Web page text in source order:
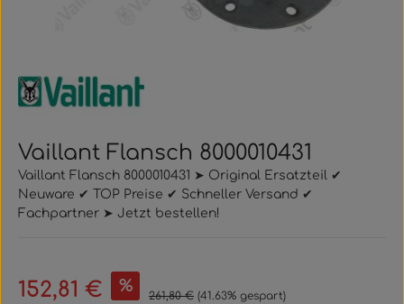
Vaillant Flansch 8000010431
Vaillant Flansch 8000010431 ➤ Original Ersatzteil ✔
Neuware ✔ TOP Preise ✔ Schneller Versand ✔
Fachpartner ➤ Jetzt bestellen!
Verkaufspreis:
152,81 € % Regulärer Preis:
261,80 € (41.63% gespart)